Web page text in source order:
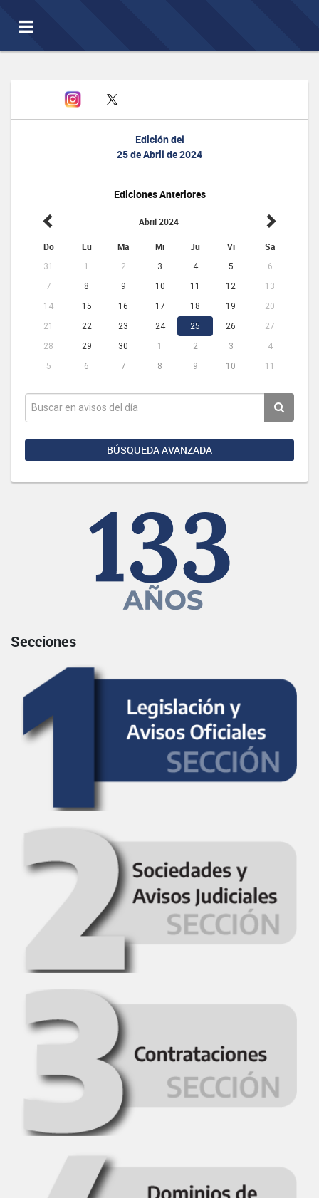
Toggle
navigation
Edición del
25 de Abril de 2024
Ediciones Anteriores
Abril 2024
Do Lu Ma Mi Ju Vi Sa
31 1 2 3 4 5
6
7
8 9 10 11 12
13
14
15 16 17 18 19
20
21
22 23 24 25 26
27
28
29 30 1 2 3
4
5
6 7 8 9 10 11
BÚSQUEDA AVANZADA
Secciones